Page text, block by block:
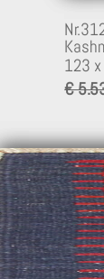
123
€